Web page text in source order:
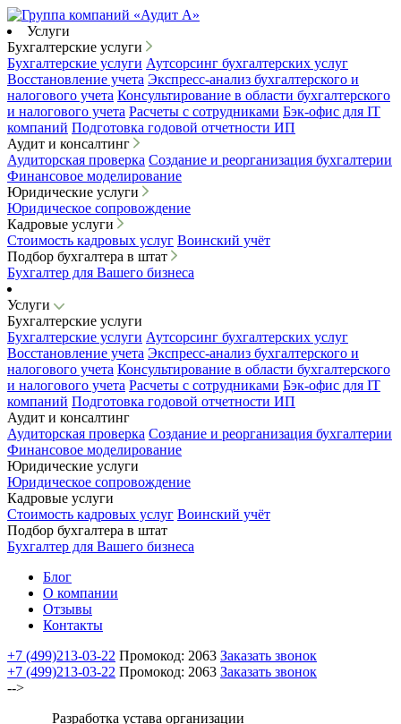
Услуги
Бухгалтерские услуги
Бухгалтерские услуги Аутсорсинг бухгалтерских услуг
Восстановление учета Экспресс-анализ бухгалтерского и
налогового учета Консультирование в области бухгалтерского
и налогового учета Расчеты с сотрудниками Бэк-офис для IT
компаний Подготовка годовой отчетности ИП
Аудит и консалтинг
Аудиторская проверка Создание и реорганизация бухгалтерии
Финансовое моделирование
Юридические услуги
Юридическое сопровождение
Кадровые услуги
Стоимость кадровых услуг Воинский учёт
Подбор бухгалтера в штат
Бухгалтер для Вашего бизнеса
Услуги
Бухгалтерские услуги
Бухгалтерские услуги Аутсорсинг бухгалтерских услуг
Восстановление учета Экспресс-анализ бухгалтерского и
налогового учета Консультирование в области бухгалтерского
и налогового учета Расчеты с сотрудниками Бэк-офис для IT
компаний Подготовка годовой отчетности ИП
Аудит и консалтинг
Аудиторская проверка Создание и реорганизация бухгалтерии
Финансовое моделирование
Юридические услуги
Юридическое сопровождение
Кадровые услуги
Стоимость кадровых услуг Воинский учёт
Подбор бухгалтера в штат
Бухгалтер для Вашего бизнеса
Блог
О компании
Отзывы
Контакты
+7 (499)213-03-22 Промокод: 2063 Заказать звонок
+7 (499)213-03-22 Промокод: 2063 Заказать звонок
-->
Разработка устава организации